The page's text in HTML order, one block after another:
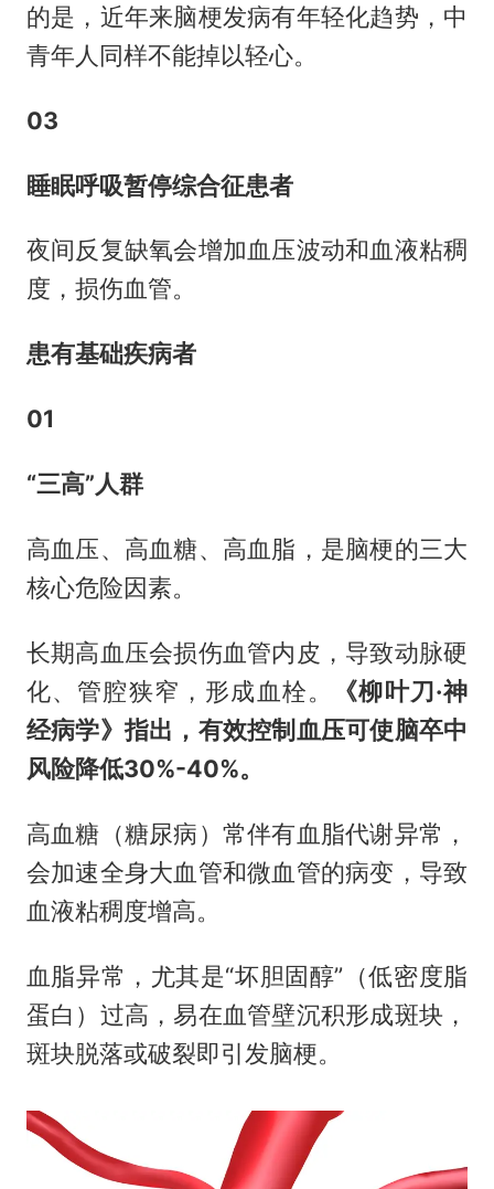
的是，近年来脑梗发病有年轻化趋势，中
青年人同样不能掉以轻心。
03
睡眠呼吸暂停综合征患者
夜间反复缺氧会增加血压波动和血液粘稠
度，损伤血管。
患有基础疾病者
01
“三高”人群
高血压、高血糖、高血脂，是脑梗的三大
核心危险因素。
长期高血压会损伤血管内皮，导致动脉硬
化、管腔狭窄，形成血栓。
《柳叶刀·神
经病学》指出，有效控制血压可使脑卒中
风险降低30%-40%。
高血糖（糖尿病）常伴有血脂代谢异常，
会加速全身大血管和微血管的病变，导致
血液粘稠度增高。
血脂异常，尤其是“坏胆固醇”（低密度脂
蛋白）过高，易在血管壁沉积形成斑块，
斑块脱落或破裂即引发脑梗。